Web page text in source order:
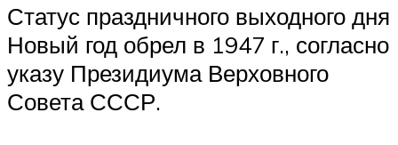
Статус праздничного выходного дня
Новый год обрел в 1947 г., согласно
указу Президиума Верховного
Совета СССР.